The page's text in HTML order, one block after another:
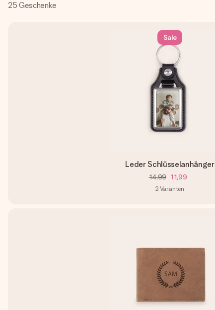
25 Geschenke
Sale
Leder Schlüsselanhänger
14,99 11,99
2 Varianten